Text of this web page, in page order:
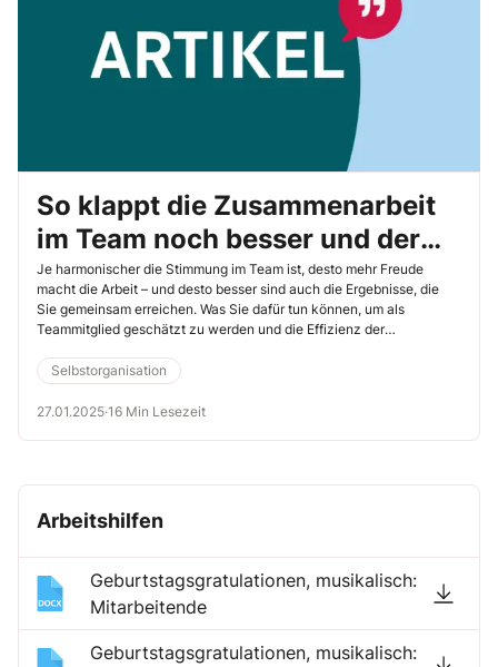
So klappt die Zusammenarbeit
im Team noch besser und der
Arbeitsalltag macht allen mehr
Freude
Je harmonischer die Stimmung im Team ist, desto mehr Freude
macht die Arbeit – und desto besser sind auch die Ergebnisse, die
Sie gemeinsam erreichen. Was Sie dafür tun können, um als
Teammitglied geschätzt zu werden und die Effizienz der
Selbstorganisation
27.01.2025·16 Min Lesezeit
Arbeitshilfen
Geburtstagsgratulationen, musikalisch:
Mitarbeitende
Geburtstagsgratulationen, musikalisch: